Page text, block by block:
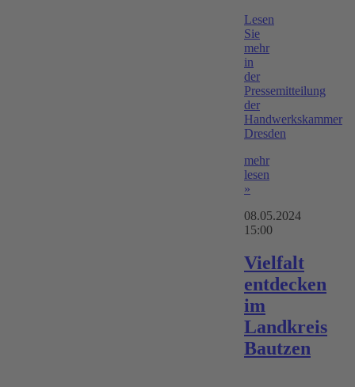
Lesen
Sie
mehr
in
der
Pressemitteilung
der
Handwerkskammer
Dresden
mehr
lesen
»
08.05.2024
15:00
Vielfalt
entdecken
im
Landkreis
Bautzen